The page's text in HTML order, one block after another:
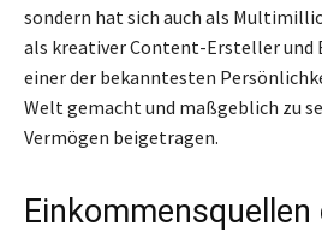
sondern hat sich auch als
als kreativer Content-Ersteller und
einer der bekanntesten
Welt gemacht und maßgeblich zu
Vermögen beigetragen.
Einkommensquellen